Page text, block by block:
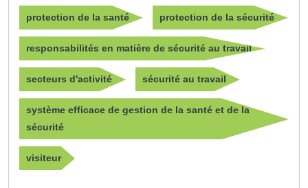
protection de la santé protection de la sécurité
responsabilités en matière de sécurité au travail
secteurs d'activité sécurité au travail
système efficace de gestion de la santé et de la
sécurité
visiteur